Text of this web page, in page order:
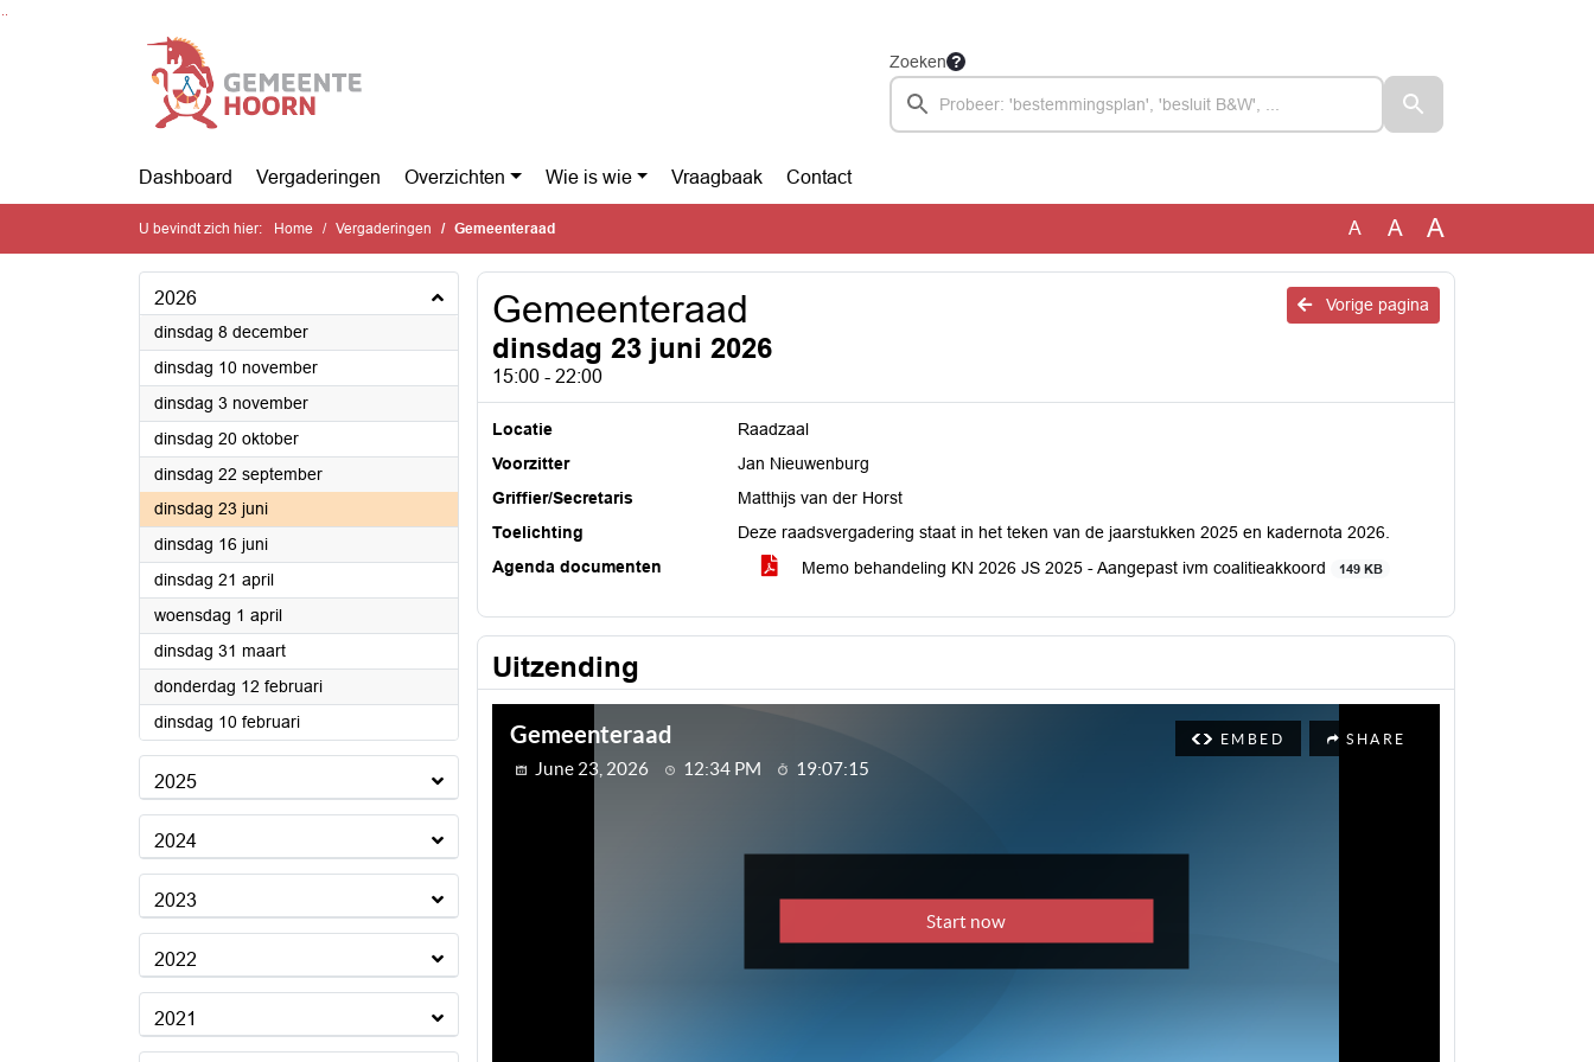
Zoeken
Dashboard Vergaderingen Overzichten Wie is wie Vraagbaak Contact
U bevindt zich hier: Home Vergaderingen Gemeenteraad A A A
2026
dinsdag 8 december2026
dinsdag 10 november2026
dinsdag 3 november2026
dinsdag 20 oktober2026
dinsdag 22 september2026
dinsdag 23 juni2026
dinsdag 16 juni2026
dinsdag 21 april2026
woensdag 1 april2026
dinsdag 31 maart2026
donderdag 12 februari2026
dinsdag 10 februari2026
2025
2024
2023
2022
2021
Vorige pagina
Gemeenteraad
dinsdag 23 juni 2026
15:00 - 22:00
Locatie
Raadzaal
Voorzitter
Jan Nieuwenburg
Griffier/Secretaris
Matthijs van der Horst
Toelichting
Deze raadsvergadering staat in het teken van de jaarstukken 2025 en kadernota 2026.
Agenda documenten
Memo behandeling KN 2026 JS 2025 - Aangepast ivm coalitieakkoord 149 KB
Uitzending